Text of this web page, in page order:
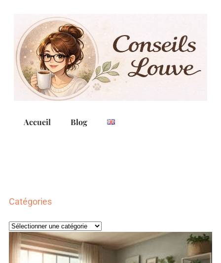
Accueil Blog
Catégories